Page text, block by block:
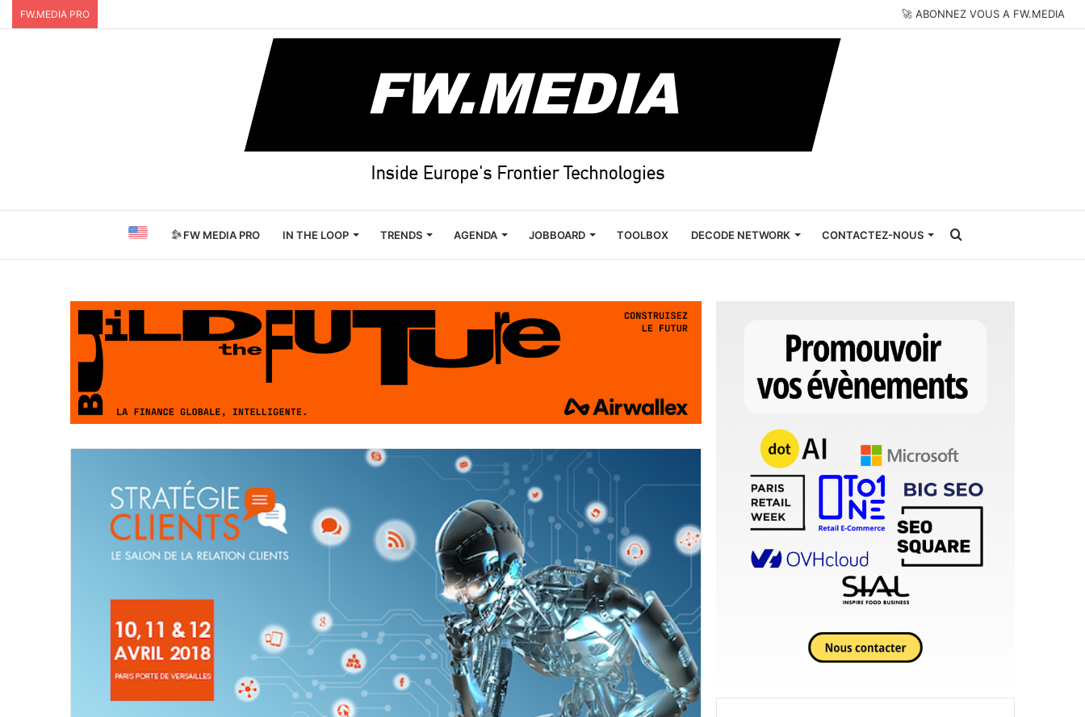
FW.MEDIA PRO 🚀 ABONNEZ VOUS A FW.MEDIA
FW MEDIA PRO IN THE LOOP TRENDS AGENDA JOBBOARD TOOLBOX DECODE NETWORK CONTACTEZ-NOUS Rechercher